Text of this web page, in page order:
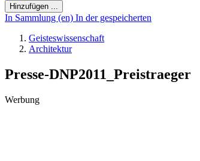
Hinzufügen ...
In Sammlung (en) In der gespeicherten
Geisteswissenschaft
Architektur
Presse-DNP2011_Preistraeger
Werbung